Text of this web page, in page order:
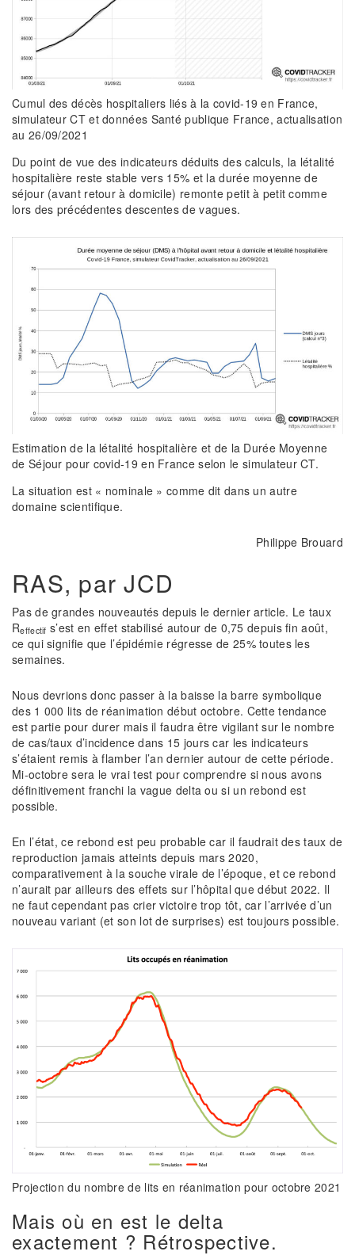
Cumul des décès hospitaliers liés à la covid-19 en France,
simulateur CT et données Santé publique France, actualisation
au 26/09/2021
Du point de vue des indicateurs déduits des calculs, la létalité
hospitalière reste stable vers 15% et la durée moyenne de
séjour (avant retour à domicile) remonte petit à petit comme
lors des précédentes descentes de vagues.
Estimation de la létalité hospitalière et de la Durée Moyenne
de Séjour pour covid-19 en France selon le simulateur CT.
La situation est « nominale » comme dit dans un autre
domaine scientifique.
Philippe Brouard
RAS, par JCD
Pas de grandes nouveautés depuis le dernier article. Le taux
Reffectif s’est en effet stabilisé autour de 0,75 depuis fin août,
ce qui signifie que l’épidémie régresse de 25% toutes les
semaines.
Nous devrions donc passer à la baisse la barre symbolique
des 1 000 lits de réanimation début octobre. Cette tendance
est partie pour durer mais il faudra être vigilant sur le nombre
de cas/taux d’incidence dans 15 jours car les indicateurs
s’étaient remis à flamber l’an dernier autour de cette période.
Mi-octobre sera le vrai test pour comprendre si nous avons
définitivement franchi la vague delta ou si un rebond est
possible.
En l’état, ce rebond est peu probable car il faudrait des taux de
reproduction jamais atteints depuis mars 2020,
comparativement à la souche virale de l’époque, et ce rebond
n’aurait par ailleurs des effets sur l’hôpital que début 2022. Il
ne faut cependant pas crier victoire trop tôt, car l’arrivée d’un
nouveau variant (et son lot de surprises) est toujours possible.
Projection du nombre de lits en réanimation pour octobre 2021
Mais où en est le delta
exactement ? Rétrospective.